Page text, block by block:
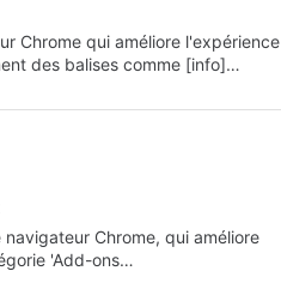
Chrome qui améliore l'expérience
des balises comme [info]…
Chrome, qui améliore
'Add-ons…